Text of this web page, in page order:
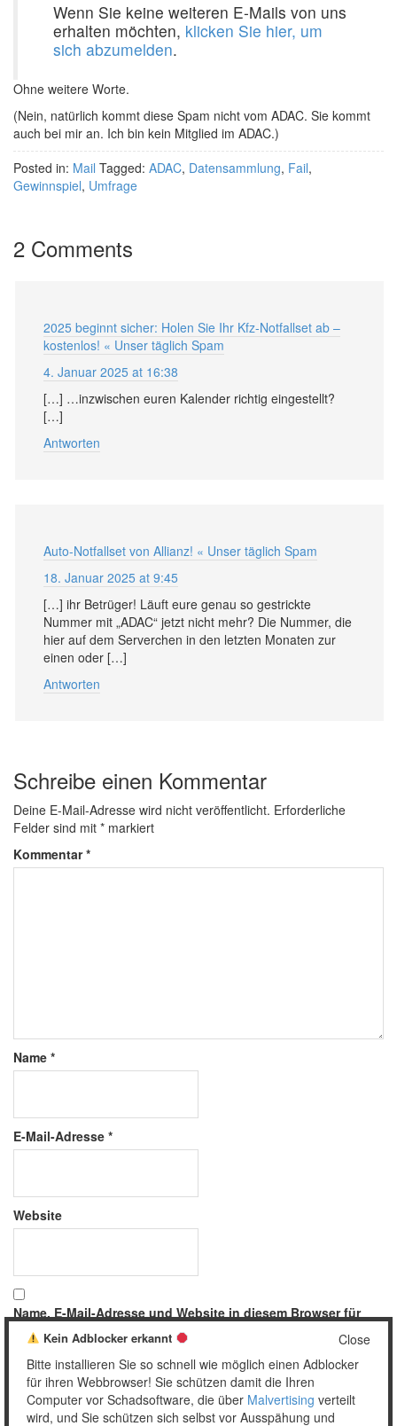
Wenn Sie keine weiteren E-Mails von uns
erhalten möchten, klicken Sie hier, um
sich abzumelden.
Ohne weitere Worte.
(Nein, natürlich kommt diese Spam nicht vom ADAC. Sie kommt
auch bei mir an. Ich bin kein Mitglied im ADAC.)
Posted in: Mail Tagged: ADAC, Datensammlung, Fail,
Gewinnspiel, Umfrage
2 Comments
2025 beginnt sicher: Holen Sie Ihr Kfz-Notfallset ab –
kostenlos! « Unser täglich Spam
4. Januar 2025 at 16:38
[…] …inzwischen euren Kalender richtig eingestellt?
[…]
Antworten
Auto-Notfallset von Allianz! « Unser täglich Spam
18. Januar 2025 at 9:45
[…] ihr Betrüger! Läuft eure genau so gestrickte
Nummer mit „ADAC“ jetzt nicht mehr? Die Nummer, die
hier auf dem Serverchen in den letzten Monaten zur
einen oder […]
Antworten
Schreibe einen Kommentar
Deine E-Mail-Adresse wird nicht veröffentlicht. Erforderliche
Felder sind mit * markiert
Kommentar*
Name *
E-Mail-Adresse *
Website
Name, E-Mail-Adresse und Website in diesem Browser für
meinen nächsten Kommentar speichern.
Close
Kein Adblocker erkannt
Bitte installieren Sie so schnell wie möglich einen Adblocker
für ihren Webbrowser! Sie schützen damit die Ihren
Computer vor Schadsoftware, die über Malvertising verteilt
wird, und Sie schützen sich selbst vor Ausspähung und